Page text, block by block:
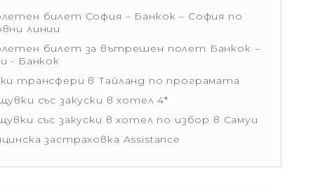
билет София – Банкок – София по
линии
билет за вътрешен полет Банкок –
- Банкок
трансфери в Тайланд по програмата
със закуски в хотел 4*
със закуски в хотел по избор в Самуи
застраховка Assistance